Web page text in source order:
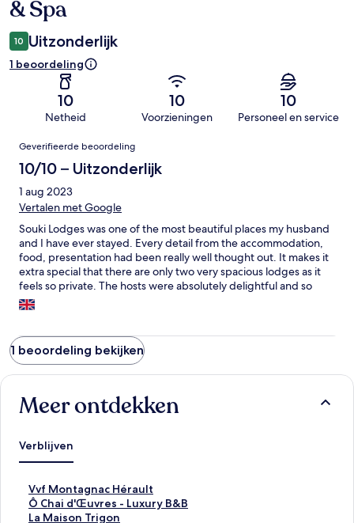
& Spa
10 Uitzonderlijk
1 beoordeling
10
Netheid
10
Voorzieningen
10
Personeel en service
Beoordelingen
Geverifieerde beoordeling
10/10 – Uitzonderlijk
1 aug 2023
Vertalen met Google
Souki Lodges was one of the most beautiful places my husband
and I have ever stayed. Every detail from the accommodation,
food, presentation had been really well thought out. It makes it
extra special that there are only two very spacious lodges as it
feels so private. The hosts were absolutely delightful and so
helpful. The dinner they made for us on our first night was truly
5 star. I would highly recommend booking in for dinner at least
bikes so he could go out into the hills and explore. We are
already planning our return next summer!!
1 beoordeling bekijken
Meer ontdekken
Verblijven
Vvf Montagnac Hérault
L
i
n
Ô Chai d'Œuvres - Luxury B&B
L
iLa Maison Trigon
L